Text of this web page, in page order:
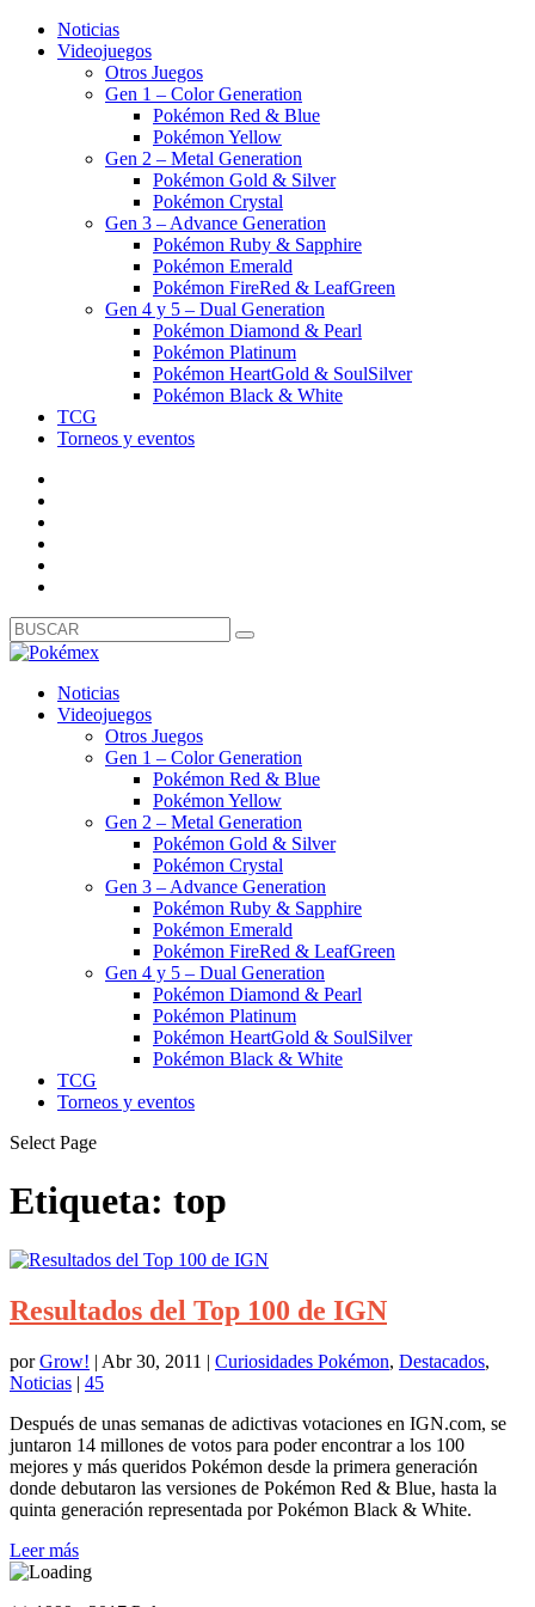
Noticias
Videojuegos
Otros Juegos
Gen 1 – Color Generation
Pokémon Red & Blue
Pokémon Yellow
Gen 2 – Metal Generation
Pokémon Gold & Silver
Pokémon Crystal
Gen 3 – Advance Generation
Pokémon Ruby & Sapphire
Pokémon Emerald
Pokémon FireRed & LeafGreen
Gen 4 y 5 – Dual Generation
Pokémon Diamond & Pearl
Pokémon Platinum
Pokémon HeartGold & SoulSilver
Pokémon Black & White
TCG
Torneos y eventos
Noticias
Videojuegos
Otros Juegos
Gen 1 – Color Generation
Pokémon Red & Blue
Pokémon Yellow
Gen 2 – Metal Generation
Pokémon Gold & Silver
Pokémon Crystal
Gen 3 – Advance Generation
Pokémon Ruby & Sapphire
Pokémon Emerald
Pokémon FireRed & LeafGreen
Gen 4 y 5 – Dual Generation
Pokémon Diamond & Pearl
Pokémon Platinum
Pokémon HeartGold & SoulSilver
Pokémon Black & White
TCG
Torneos y eventos
Select Page
Etiqueta: top
Resultados del Top 100 de IGN
porGrow! | Abr 30, 2011 | Curiosidades Pokémon, Destacados,
Noticias | 45
Después de unas semanas de adictivas votaciones en IGN.com, se
juntaron 14 millones de votos para poder encontrar a los 100
mejores y más queridos Pokémon desde la primera generación
donde debutaron las versiones de Pokémon Red & Blue, hasta la
quinta generación representada por Pokémon Black & White.
Leer más